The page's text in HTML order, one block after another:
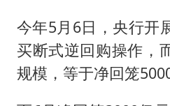
今年5月6日，央行开
买断式逆回购操作，
规模，等于净回笼